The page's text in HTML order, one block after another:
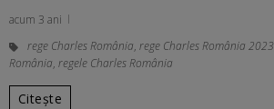
acum 3 ani
rege Charles România, rege Charles România 2023
România, regele Charles România
Citește